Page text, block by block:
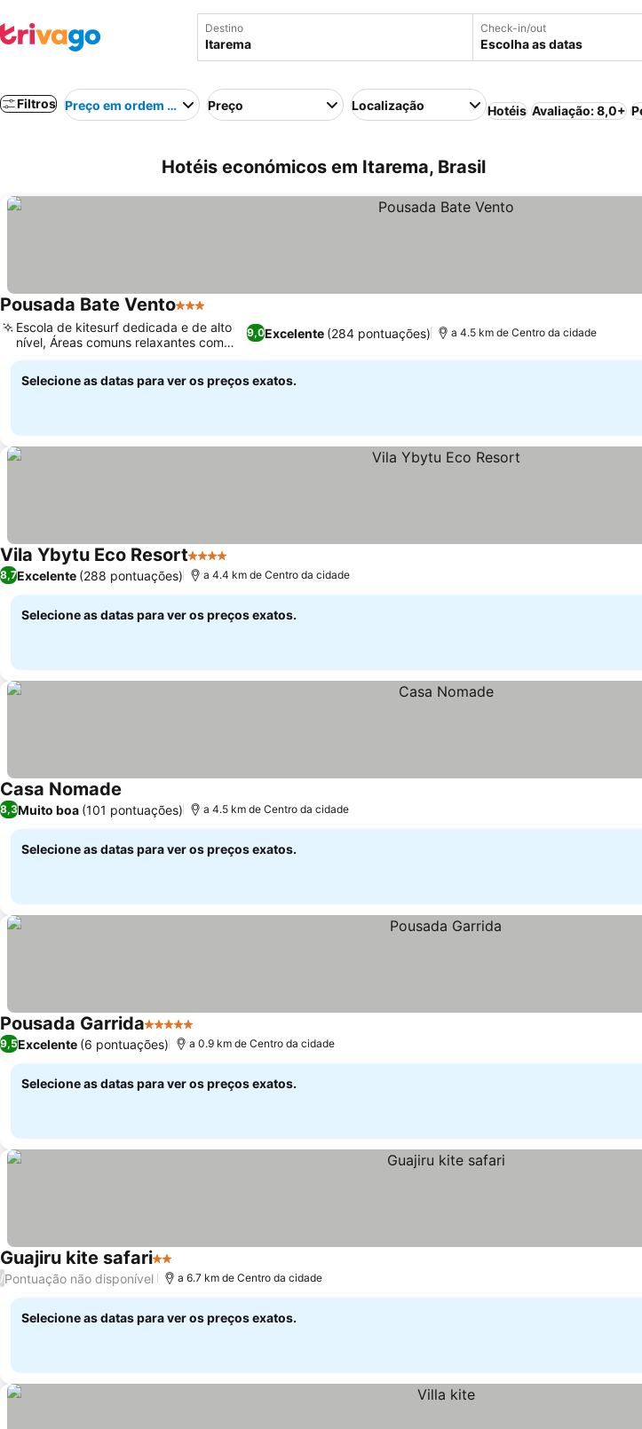
Destino Check-in/out
Escolha as datas
Filtros Preço em ordem crescentePreço Localização Hotéis Avaliação: 8,0+
Hotéis económicos em Itarema, Brasil
Pousada Bate Vento3 Estrelas
9,0Excelente (284 pontuações)
Escola de kitesurf dedicada e de alto
nível, Áreas comuns relaxantes com
piscina
a 4.5 km de Centro da cidade
Selecione as datas para ver os preços exatos.
Vila Ybytu Eco Resort4 Estrelas
8,7Excelente (288 pontuações) a 4.4 km de Centro da cidade
Selecione as datas para ver os preços exatos.
Casa Nomade
8,3Muito boa (101 pontuações) a 4.5 km de Centro da cidade
Selecione as datas para ver os preços exatos.
Pousada Garrida5 Estrelas
9,5Excelente (6 pontuações) a 0.9 km de Centro da cidade
Selecione as datas para ver os preços exatos.
Guajiru kite safari2 Estrelas
/Pontuação não disponível a 6.7 km de Centro da cidade
Selecione as datas para ver os preços exatos.